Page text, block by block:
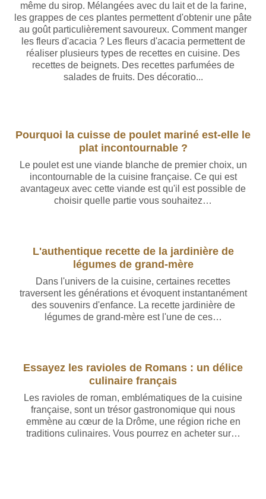
même du sirop. Mélangées avec du lait et de la farine,
les grappes de ces plantes permettent d'obtenir une pâte
au goût particulièrement savoureux. Comment manger
les fleurs d'acacia ? Les fleurs d'acacia permettent de
réaliser plusieurs types de recettes en cuisine. Des
recettes de beignets. Des recettes parfumées de
salades de fruits. Des décoratio...
Pourquoi la cuisse de poulet mariné est-elle le
plat incontournable ?
Le poulet est une viande blanche de premier choix, un
incontournable de la cuisine française. Ce qui est
avantageux avec cette viande est qu'il est possible de
choisir quelle partie vous souhaitez…
L'authentique recette de la jardinière de
légumes de grand-mère
Dans l'univers de la cuisine, certaines recettes
traversent les générations et évoquent instantanément
des souvenirs d'enfance. La recette jardinière de
légumes de grand-mère est l'une de ces…
Essayez les ravioles de Romans : un délice
culinaire français
Les ravioles de roman, emblématiques de la cuisine
française, sont un trésor gastronomique qui nous
emmène au cœur de la Drôme, une région riche en
traditions culinaires. Vous pourrez en acheter sur…